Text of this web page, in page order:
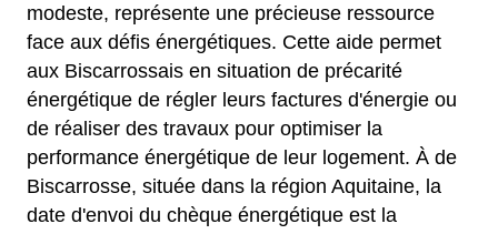
modeste, représente une précieuse ressource
face aux défis énergétiques. Cette aide permet
aux Biscarrossais en situation de précarité
énergétique de régler leurs factures d'énergie ou
de réaliser des travaux pour optimiser la
performance énergétique de leur logement. À de
Biscarrosse, située dans la région Aquitaine, la
date d'envoi du chèque énergétique est la